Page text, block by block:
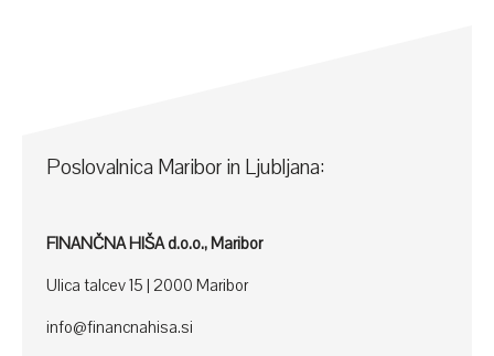
Poslovalnica Maribor in Ljubljana:
FINANČNA HIŠA d.o.o., Maribor
Ulica talcev 15 | 2000 Maribor
info@financnahisa.si